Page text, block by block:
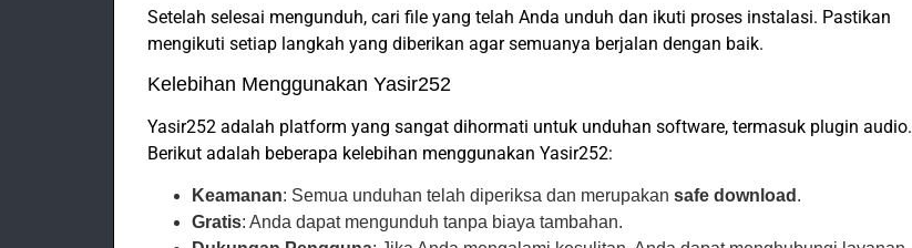
Setelah selesai mengunduh, cari file yang telah Anda unduh dan ikuti proses instalasi. Pastikan
mengikuti setiap langkah yang diberikan agar semuanya berjalan dengan baik.
Kelebihan Menggunakan Yasir252
Yasir252 adalah platform yang sangat dihormati untuk unduhan software, termasuk plugin audio.
Berikut adalah beberapa kelebihan menggunakan Yasir252:
Keamanan: Semua unduhan telah diperiksa dan merupakan safe download .
Gratis: Anda dapat mengunduh tanpa biaya tambahan.